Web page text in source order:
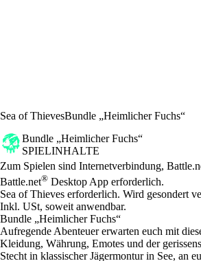
Sea of ThievesBundle „Heimlicher Fuchs“
Bundle „Heimlicher Fuchs“
SPIELINHALTE
Preis
Available actions
Zum Spielen sind Internetverbindung,
Battle.net® Desktop App erforderlich.
Sea of Thieves erforderlich. Wird gesondert
Inkl. USt, soweit anwendbar.
Bundle „Heimlicher Fuchs“
Aufregende Abenteuer erwarten euch mit
Kleidung, Währung, Emotes und der
Stecht in klassischer Jägermontur in See, an